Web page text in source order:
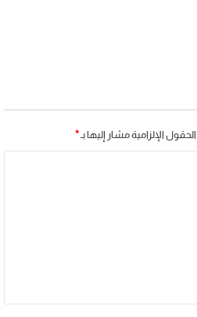
الحقول الإلزامية مشار إليها بـ*